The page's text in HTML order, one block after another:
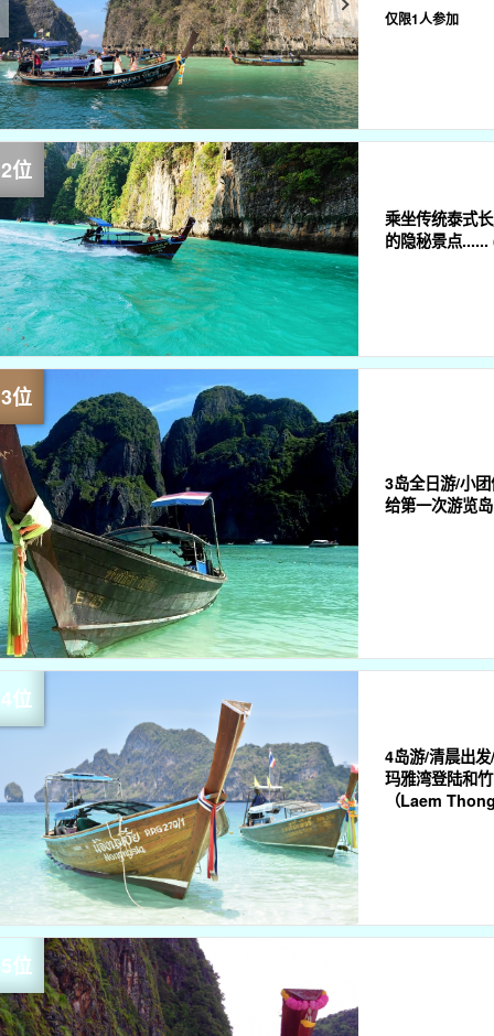
仅限1人参加
乘坐传统泰式
3岛全日游/小
4岛游/清晨出
玛雅湾登陆和